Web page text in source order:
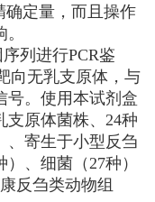
确定量，而且操作
列进行PCR鉴
向无乳支原体，与
号。使用本试剂盒
支原体菌株、24种
、寄生于小型反刍
、细菌（27种）
反刍类动物组